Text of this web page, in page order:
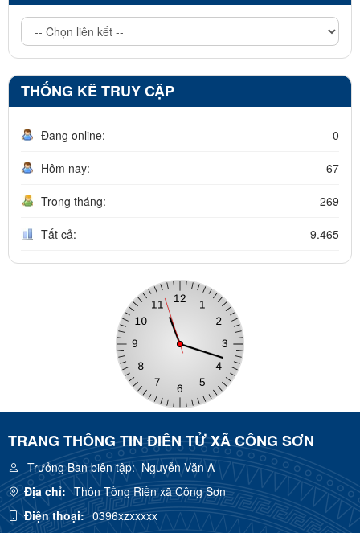
THỐNG KÊ TRUY CẬP
Đang online: 0
Hôm nay: 67
Trong tháng: 269
Tất cả: 9.465
TRANG THÔNG TIN ĐIÊN TỬ XÃ CÔNG SƠN
Trưởng Ban biên tập:Nguyễn Văn A
Địa chỉ: Thôn Tồng Riền xã Công Sơn
Điện thoại: 0396xzxxxxx